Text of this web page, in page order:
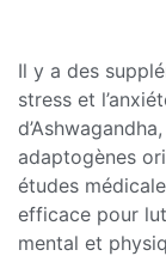
Il y a des
stress et
adaptogènes
études
efficace pour
mental et